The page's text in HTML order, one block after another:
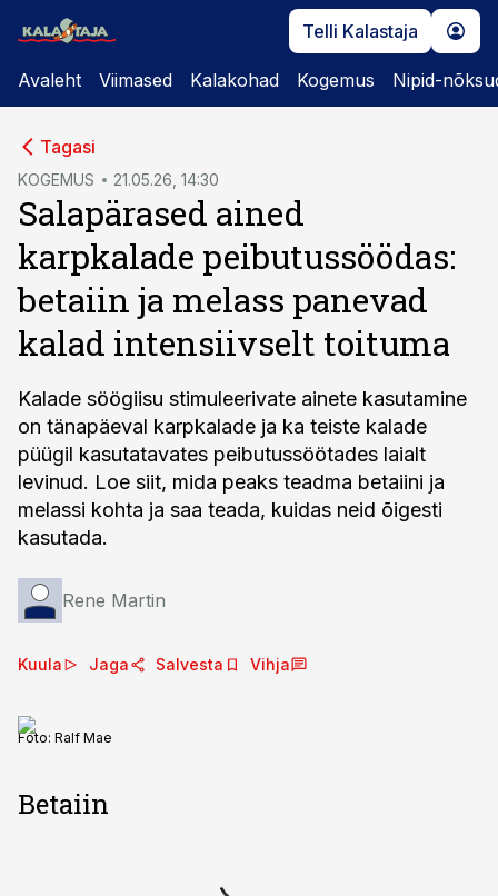
Telli Kalastaja
Avaleht Viimased Kalakohad Kogemus Nipid-
Tagasi
KOGEMUS 21.05.26, 14:30
Salapärased ained
karpkalade peibutussöödas:
betaiin ja melass panevad
kalad intensiivselt toituma
Kalade söögiisu stimuleerivate ainete kasutamine
on tänapäeval karpkalade ja ka teiste kalade
püügil kasutatavates peibutussöötades laialt
levinud. Loe siit, mida peaks teadma betaiini ja
melassi kohta ja saa teada, kuidas neid õigesti
kasutada.
Rene Martin
Kuula Jaga Salvesta Vihja
Foto: Ralf Mae
Betaiin